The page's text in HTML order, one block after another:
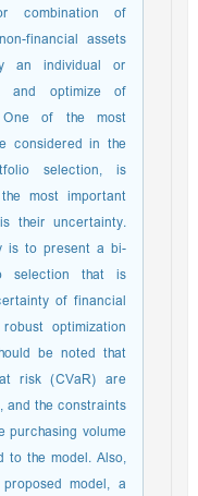
combination of
financial assets
an individual or
and optimize of
of the most
considered in the
selection, is
most important
their uncertainty.
is to present a bi-
selection that is
of financial
optimization
be noted that
risk (CVaR) are
and the constraints
purchasing volume
to the model. Also,
model, a